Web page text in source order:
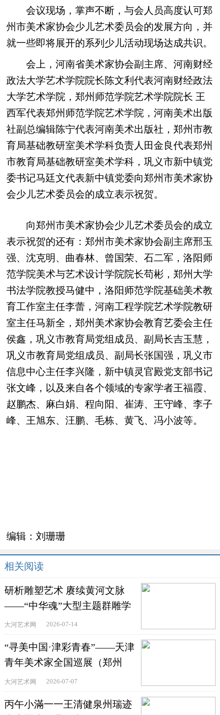
会议现场，掌声不断，与会人员高度认可郑
州市美术家协会少儿艺术委员会的发展方向，并
就一些即将展开的系列少儿活动现场达成共识。
会上，河南省美术家协会副主席、河南财经
政法大学艺术学院院长陈文利代表河南财经政法
大学艺术学院，郑州师范学院艺术学院院长 王
西军代表郑州师范学院艺术学院，河南美术出版
社副总编辑陈宁代表河南美术出版社，郑州市教
育局基础教研室美术学科负责人田金良代表郑州
市教育局基础教研室美术学科，巩义市新中镇党
委书记马廷文代表新中镇党委向郑州市美术家协
会少儿艺术委员会的成立表示祝贺。
向郑州市美术家协会少儿艺术委员会的成立
表示祝贺的还有：郑州市美术家协会副主席邢玉
强、沈克明、曲春林、曾国荣、石二军，洛阳师
范学院美术与艺术设计学院院长苟彬，郑州大学
书法学院教授马健中，洛阳师范学院基础美术教
育工作室主任李蕾，河南工程学院艺术学院教研
室主任马新全，郑州美术家协会教育艺委会主任
侯鑫，巩义市教育局党组成员、副局长吉玉慧，
巩义市教育局党组成员、副局长张国强，巩义市
信息中心主任李兴隆，新中镇灵官殿党支部书记
张文峰，以及来自各个领域的专家学者王福霞、
赵鹏杰、麻白娟、程向阳、崔涛、王守峰、李子
峰、王旭东、汪鹏、毛栋、黄飞、冯小波等。
编辑：刘珊珊
相关阅读
研析雕塑艺术 赓续黄河文脉
——“中华魂”大型主题群雕学
术研讨会在郑州举
大河艺术网 2026-07-14
“寻美中国·津彩青春”——天津
青年美术家全国巡展（郑州
站）在河南省文联美术
大河艺术网 2026-07-07
丙午小滿一一王清健泉州瑞迹